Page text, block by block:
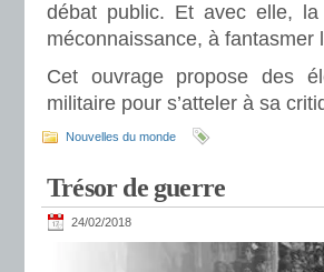
débat public. Et avec elle,
méconnaissance, à fantasmer
Cet ouvrage propose des
militaire pour s’atteler à sa
Nouvelles du monde
Trésor de guerre
24/02/2018